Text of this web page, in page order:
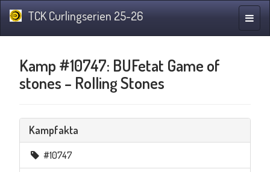
TCK Curlingserien 25-26
Kamp #10747: BUFetat Game of
stones – Rolling Stones
Kampfakta
#10747